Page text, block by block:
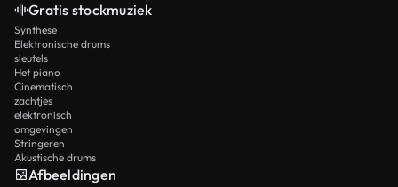
Gratis stockmuziek
Synthese
Elektronische drums
sleutels
Het piano
Cinematisch
zachtjes
elektronisch
omgevingen
Stringeren
Akustische drums
Afbeeldingen